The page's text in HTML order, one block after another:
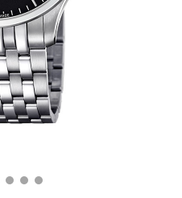
4 5 6